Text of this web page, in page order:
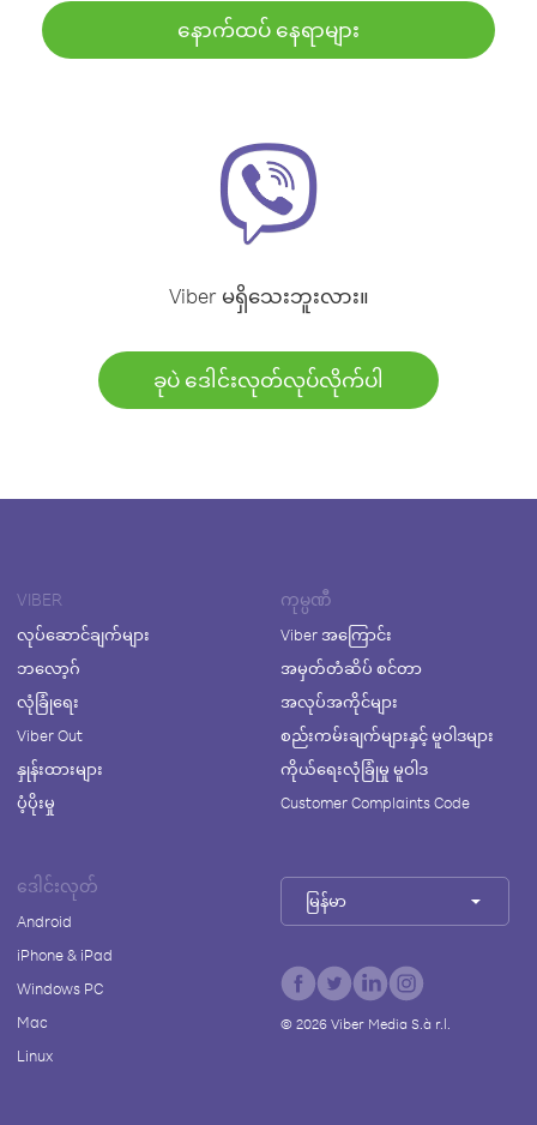
နောက်ထပ် နေရာများ
Viber မရှိသေးဘူးလား။
ခုပဲ ဒေါင်းလုတ်လုပ်လိုက်ပါ
VIBER
လုပ်ဆောင်ချက်များ
ဘလော့ဂ်
လုံခြုံရေး
Viber Out
နှုန်းထားများ
ပံ့ပိုးမှု
ကုမ္ပဏီ
Viber အကြောင်း
အမှတ်တံဆိပ် စင်တာ
အလုပ်အကိုင်များ
စည်းကမ်းချက်များနှင့် မူဝါဒများ
ကိုယ်ရေးလုံခြုံမှု မူဝါဒ
Customer Complaints Code
ဒေါင်းလုတ်
Android
iPhone & iPad
Windows PC
Mac
Linux
မြန်မာ
© 2026Viber Media S.à r.l.